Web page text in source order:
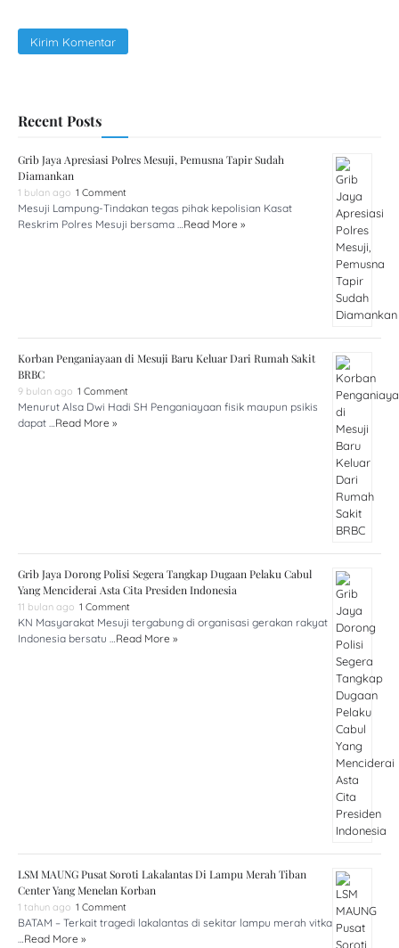
Recent Posts
Grib Jaya Apresiasi Polres Mesuji, Pemusna Tapir Sudah
Diamankan
1 bulan ago 1 Comment
Mesuji Lampung-Tindakan tegas pihak kepolisian Kasat
Reskrim Polres Mesuji bersama …Read More »
Korban Penganiayaan di Mesuji Baru Keluar Dari Rumah Sakit
BRBC
9 bulan ago 1 Comment
Menurut Alsa Dwi Hadi SH Penganiayaan fisik maupun psikis
dapat …Read More »
Grib Jaya Dorong Polisi Segera Tangkap Dugaan Pelaku Cabul
Yang Menciderai Asta Cita Presiden Indonesia
11 bulan ago 1 Comment
KN Masyarakat Mesuji tergabung di organisasi gerakan rakyat
Indonesia bersatu …Read More »
LSM MAUNG Pusat Soroti Lakalantas Di Lampu Merah Tiban
Center Yang Menelan Korban
1 tahun ago 1 Comment
BATAM – Terkait tragedi lakalantas di sekitar lampu merah vitka
…Read More »